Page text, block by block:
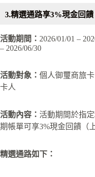
3.精選通路享3%現金回饋
活動期間： 2026/01/01 –
– 2026/06/30
活動對象： 個人御璽商旅
卡人
活動內容： 活動期間於指
期帳單可享3%現金回饋（
精選通路如下：